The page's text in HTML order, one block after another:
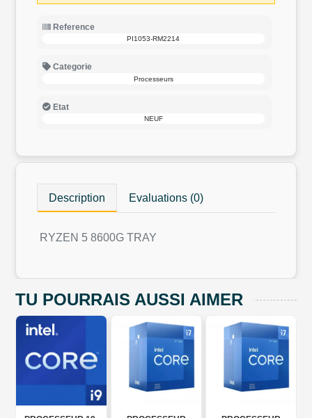
Reference
PI1053-RM2214
Categorie
Processeurs
Etat
NEUF
Description Evaluations (0)
RYZEN 5 8600G TRAY
TU POURRAIS AUSSI AIMER